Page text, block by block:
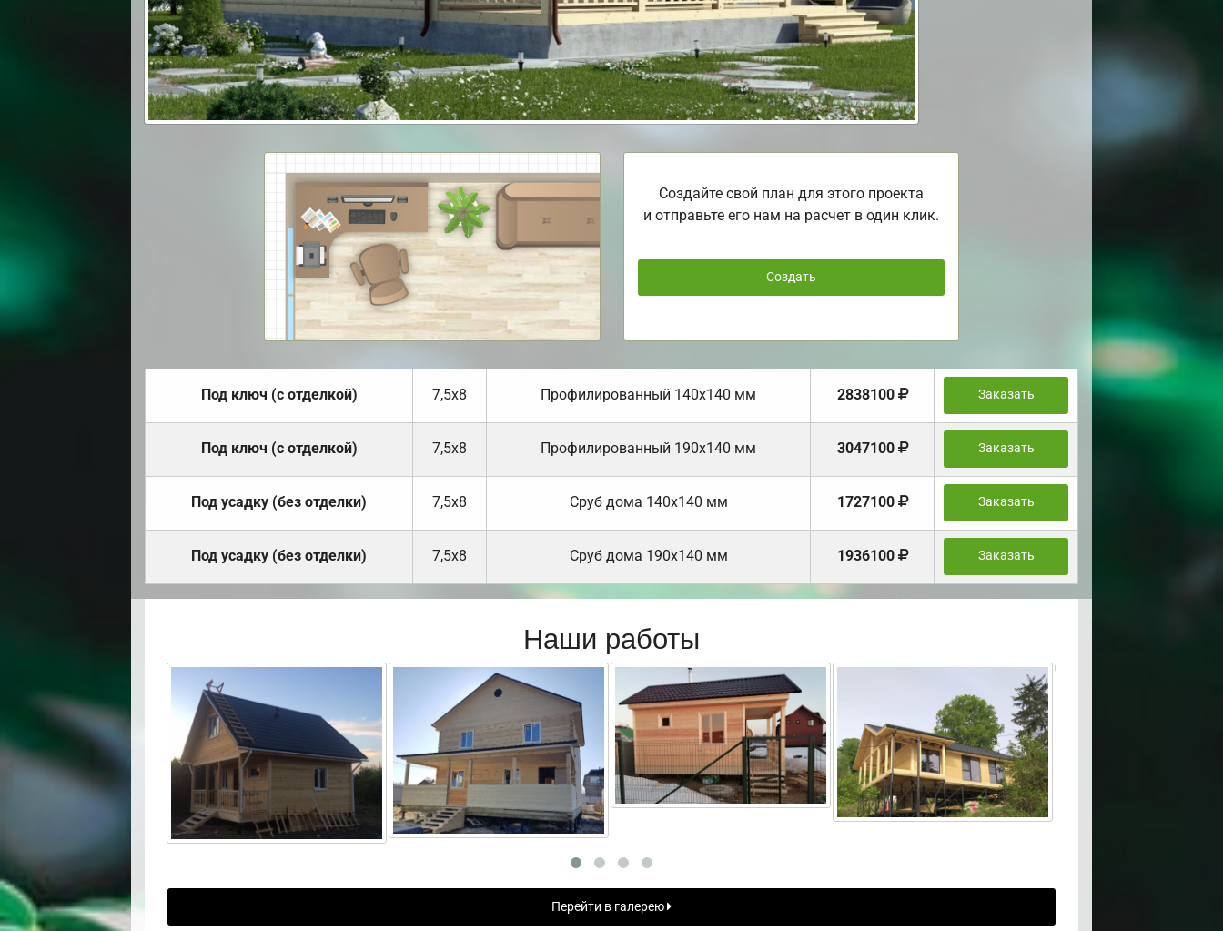
Создайте свой план для этого проекта
и отправьте его нам на расчет в один клик.
Создать
Под ключ (с отделкой) 7,5х8 Профилированный 140х140 мм 2838100 Заказать
Под ключ (с отделкой) 7,5х8 Профилированный 190х140 мм 3047100 Заказать
Под усадку (без отделки) 7,5х8 Cруб дома 140х140 мм 1727100 Заказать
Под усадку (без отделки) 7,5х8 Cруб дома 190х140 мм 1936100 Заказать
Наши работы
Перейти в галерею